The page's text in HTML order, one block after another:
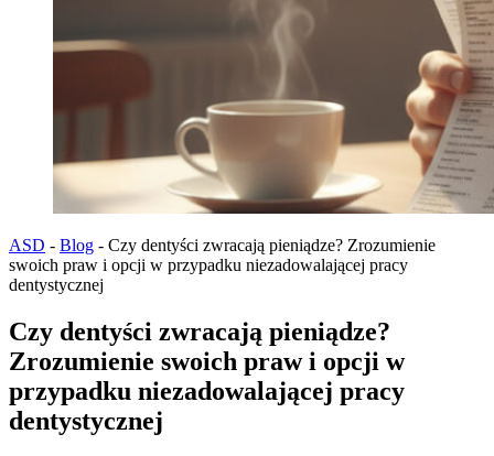
ASD - Blog - Czy dentyści zwracają pieniądze? Zrozumienie
swoich praw i opcji w przypadku niezadowalającej pracy
dentystycznej
Czy dentyści zwracają pieniądze?
Zrozumienie swoich praw i opcji w
przypadku niezadowalającej pracy
dentystycznej